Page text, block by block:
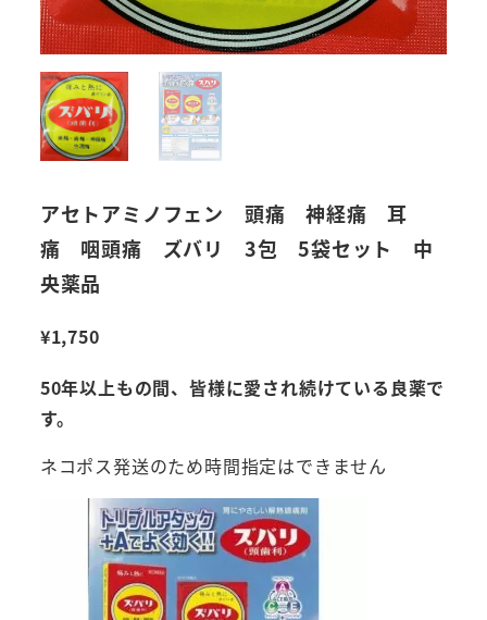
アセトアミノフェン 頭痛 神経痛 耳
痛 咽頭痛 ズバリ 3包 5袋セット 中
央薬品
¥1,750
50年以上もの間、皆様に愛され続けている良薬で
す。
ネコポス発送のため時間指定はできません